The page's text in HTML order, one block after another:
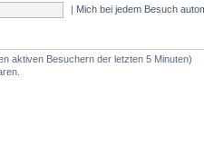
| Mich bei jedem Besuch
aktiven Besuchern der letzten 5 Minuten)